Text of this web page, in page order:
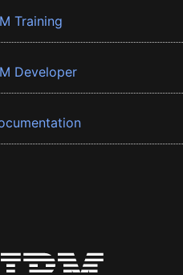
Training
Developer